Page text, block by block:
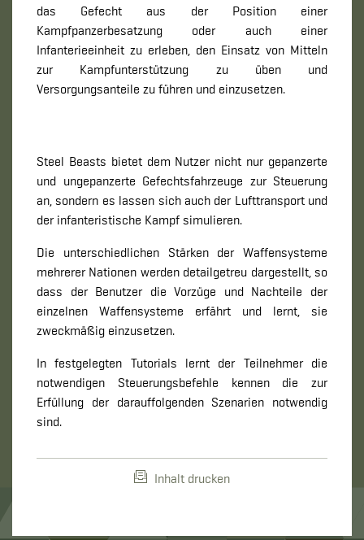
das Gefecht aus der Position einer
Kampfpanzerbesatzung oder auch einer
Infanterieeinheit zu erleben, den Einsatz von Mitteln
zur Kampfunterstützung zu üben und
Versorgungsanteile zu führen und einzusetzen.
Steel Beasts bietet dem Nutzer nicht nur gepanzerte
und ungepanzerte Gefechtsfahrzeuge zur Steuerung
an, sondern es lassen sich auch der Lufttransport und
der infanteristische Kampf simulieren.
Die unterschiedlichen Stärken der Waffensysteme
mehrerer Nationen werden detailgetreu dargestellt, so
dass der Benutzer die Vorzüge und Nachteile der
einzelnen Waffensysteme erfährt und lernt, sie
zweckmäßig einzusetzen.
In festgelegten Tutorials lernt der Teilnehmer die
notwendigen Steuerungsbefehle kennen die zur
Erfüllung der darauffolgenden Szenarien notwendig
sind.
Inhalt drucken